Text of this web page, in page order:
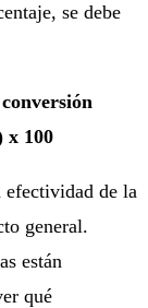
se debe
x 100
efectividad de la
general.
están
qué